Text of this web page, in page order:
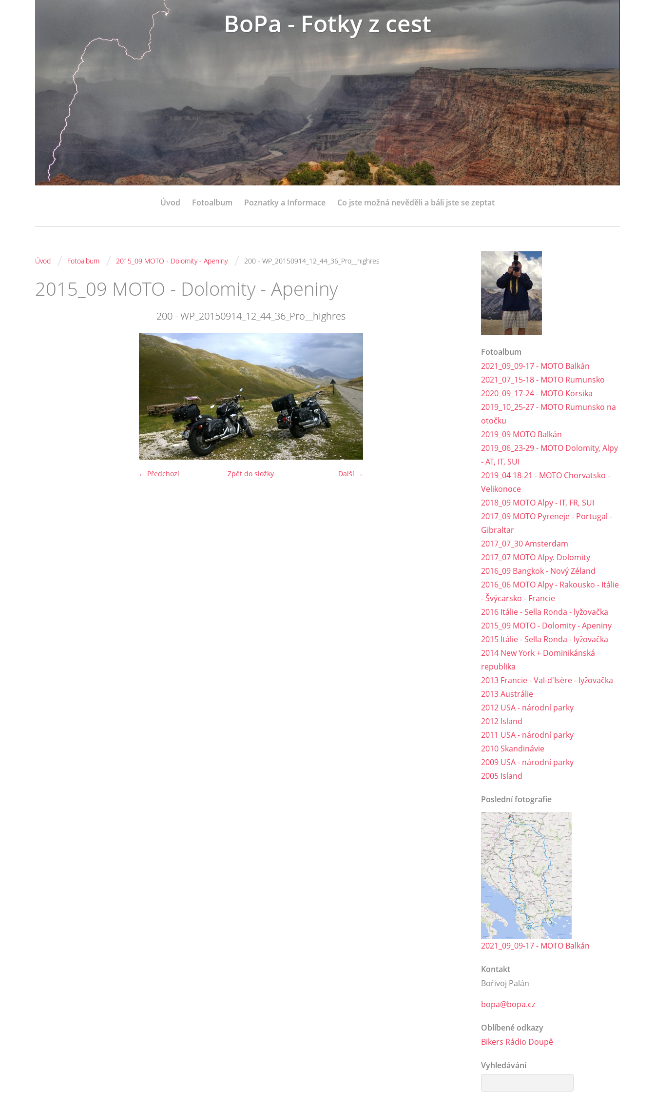
BoPa - Fotky z cest
Úvod Fotoalbum Poznatky a Informace Co jste možná nevěděli a báli jste se zeptat
Úvod / Fotoalbum / 2015_09 MOTO - Dolomity - Apeniny / 200 - WP_20150914_12_44_36_Pro__highres
2015_09 MOTO - Dolomity - Apeniny
200 - WP_20150914_12_44_36_Pro__highres
← Předchozí Další →
Zpět do složky
Fotoalbum
2021_09_09-17 - MOTO Balkán
2021_07_15-18 - MOTO Rumunsko
2020_09_17-24 - MOTO Korsika
2019_10_25-27 - MOTO Rumunsko na
otočku
2019_09 MOTO Balkán
2019_06_23-29 - MOTO Dolomity, Alpy
- AT, IT, SUI
2019_04 18-21 - MOTO Chorvatsko -
Velikonoce
2018_09 MOTO Alpy - IT, FR, SUI
2017_09 MOTO Pyreneje - Portugal -
Gibraltar
2017_07_30 Amsterdam
2017_07 MOTO Alpy. Dolomity
2016_09 Bangkok - Nový Zéland
2016_06 MOTO Alpy - Rakousko - Itálie
- Švýcarsko - Francie
2016 Itálie - Sella Ronda - lyžovačka
2015_09 MOTO - Dolomity - Apeniny
2015 Itálie - Sella Ronda - lyžovačka
2014 New York + Dominikánská
republika
2013 Francie - Val-d'Isère - lyžovačka
2013 Austrálie
2012 USA - národní parky
2012 Island
2011 USA - národní parky
2010 Skandinávie
2009 USA - národní parky
2005 Island
Poslední fotografie
2021_09_09-17 - MOTO Balkán
Kontakt
Bořivoj Palán
bopa@bopa.cz
Oblíbené odkazy
Bikers Rádio Doupě
Vyhledávání